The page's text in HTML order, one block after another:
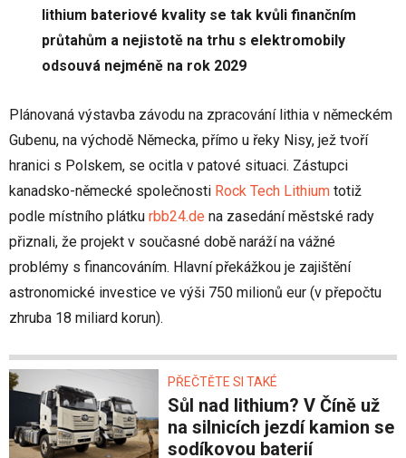
lithium bateriové kvality se tak kvůli finančním
průtahům a nejistotě na trhu s elektromobily
odsouvá nejméně na rok 2029
Plánovaná výstavba závodu na zpracování lithia v německém
Gubenu, na východě Německa, přímo u řeky Nisy, jež tvoří
hranici s Polskem, se ocitla v patové situaci. Zástupci
kanadsko-německé společnosti Rock Tech Lithium totiž
podle místního plátku rbb24.de na zasedání městské rady
přiznali, že projekt v současné době naráží na vážné
problémy s financováním. Hlavní překážkou je zajištění
astronomické investice ve výši 750 milionů eur (v přepočtu
zhruba 18 miliard korun).
PŘEČTĚTE SI TAKÉ
Sůl nad lithium? V Číně už
na silnicích jezdí kamion se
sodíkovou baterií